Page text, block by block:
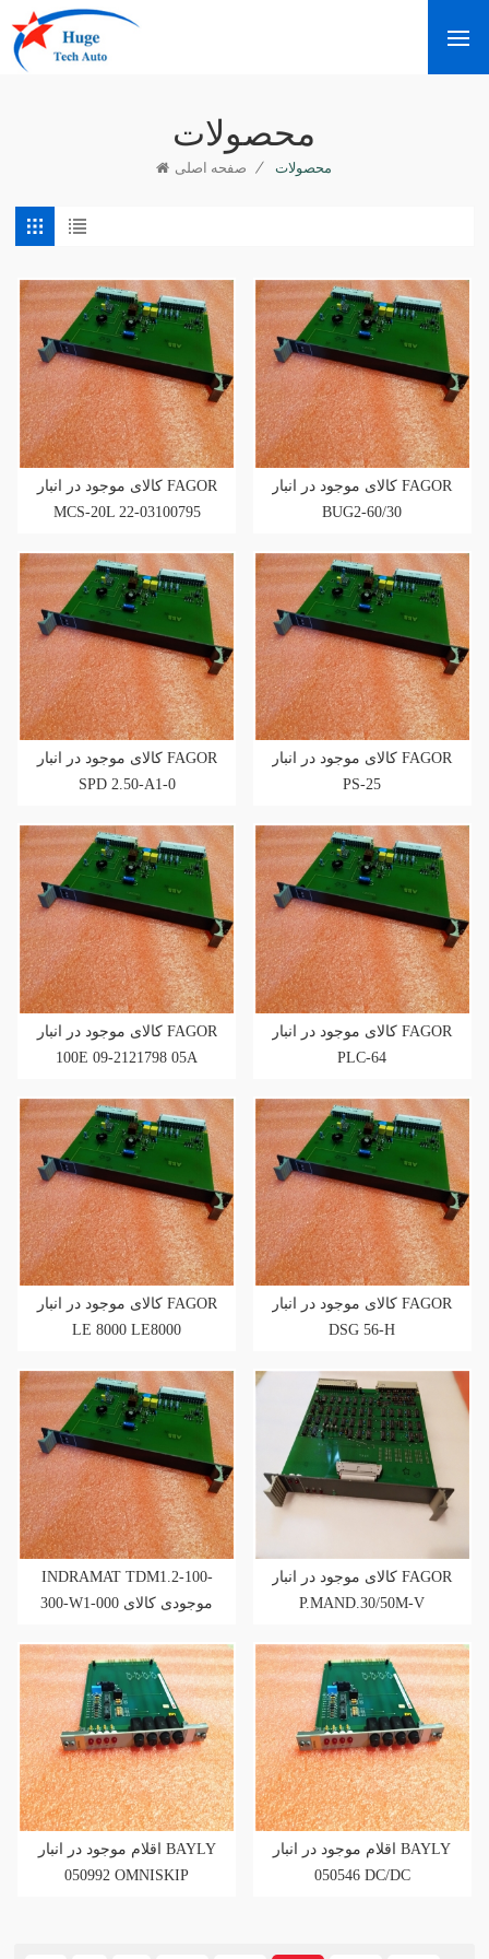
محصولات
صفحه اصلی / محصولات
کالای موجود در انبار FAGOR
MCS-20L 22-03100795
کالای موجود در انبار FAGOR
BUG2-60/30
کالای موجود در انبار FAGOR
SPD 2.50-A1-0
کالای موجود در انبار FAGOR
PS-25
کالای موجود در انبار FAGOR
100E 09-2121798 05A
کالای موجود در انبار FAGOR
PLC-64
کالای موجود در انبار FAGOR
LE 8000 LE8000
کالای موجود در انبار FAGOR
DSG 56-H
INDRAMAT TDM1.2-100-
300-W1-000 موجودی کالای
کالای موجود در انبار FAGOR
P.MAND.30/50M-V
اقلام موجود در انبار BAYLY
050992 OMNISKIP
اقلام موجود در انبار BAYLY
050546 DC/DC